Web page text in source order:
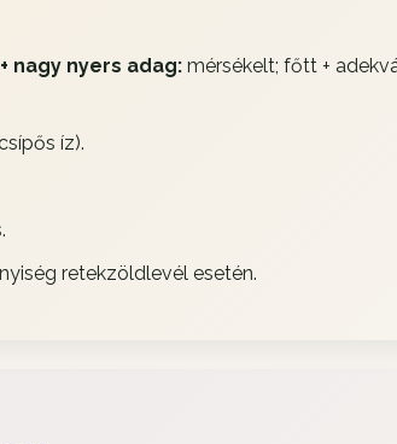
nagy nyers adag:mérsékelt; főtt +
íz).
retekzöldlevél esetén.